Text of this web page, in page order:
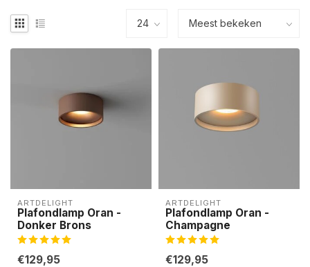
ARTDELIGHT
Plafondlamp Oran -
Donker Brons
€129,95
ARTDELIGHT
Plafondlamp Oran -
Champagne
€129,95